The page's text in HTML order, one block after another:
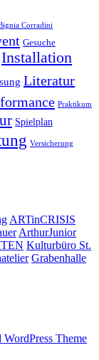
Corradini
Gesuche
Installation
Literatur
Praktikum
Spielplan
Versicherung
ARTinCRISIS
ArthurJunior
Kulturbüro St.
Grabenhalle
Theme